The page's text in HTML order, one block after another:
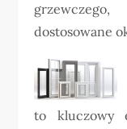
dostosowane
to kluczowy